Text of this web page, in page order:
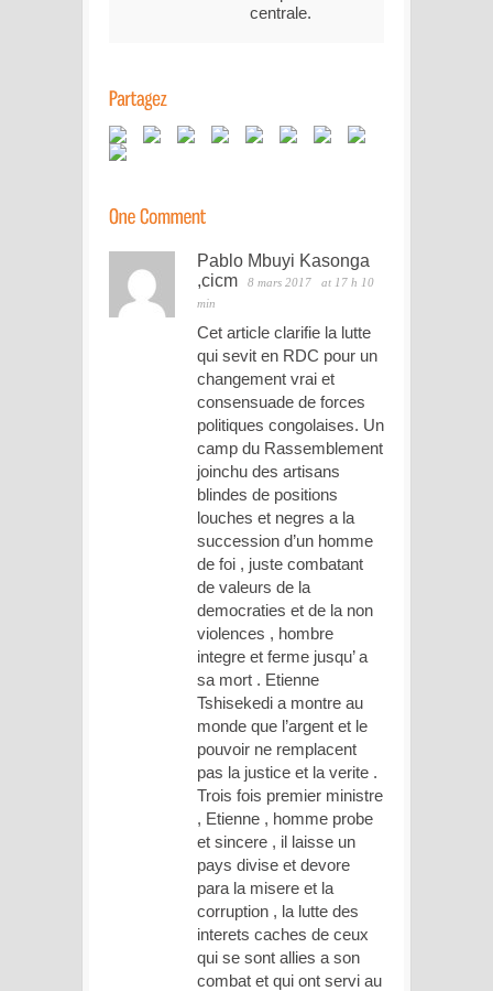
centrale.
Pablo Mbuyi Kasonga
,cicm
8 mars 2017
at 17 h 10
min
Cet article clarifie la lutte
qui sevit en RDC pour un
changement vrai et
consensuade de forces
politiques congolaises. Un
camp du Rassemblement
joinchu des artisans
blindes de positions
louches et negres a la
succession d’un homme
de foi , juste combatant
de valeurs de la
democraties et de la non
violences , hombre
integre et ferme jusqu’ a
sa mort . Etienne
Tshisekedi a montre au
monde que l’argent et le
pouvoir ne remplacent
pas la justice et la verite .
Trois fois premier ministre
, Etienne , homme probe
et sincere , il laisse un
pays divise et devore
para la misere et la
corruption , la lutte des
interets caches de ceux
qui se sont allies a son
combat et qui ont servi au